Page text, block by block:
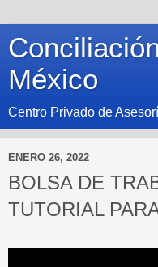
México
Centro Privado de
ENERO 26, 2022
BOLSA DE
TUTORIAL